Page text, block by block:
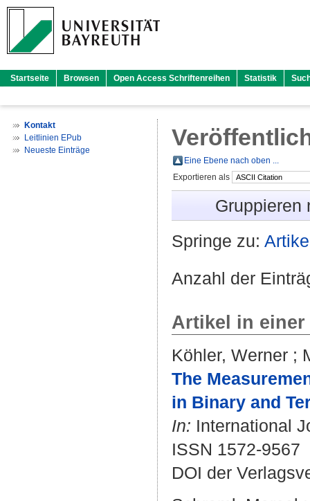
Startseite Browsen Open Access Schriftenreihen Statistik
Kontakt
Leitlinien EPub
Neueste Einträge
Eine Ebene nach oben ...
Exportieren als
Gruppieren
Springe zu:
Anzahl der
Artikel in
Köhler, Werner ;
The
in Binary and
In: International
ISSN 1572-9567
DOI der